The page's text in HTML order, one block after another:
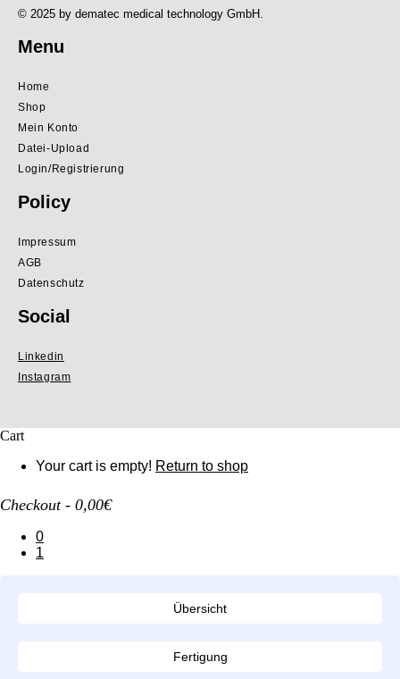
© 2025 by dematec medical technology GmbH.
Menu
Home
Shop
Mein Konto
Datei-Upload
Login/Registrierung
Policy
Impressum
AGB
Datenschutz
Social
Linkedin
Instagram
Cart
Your cart is empty! Return to shop
Checkout - 0,00€
0
1
Übersicht
Fertigung